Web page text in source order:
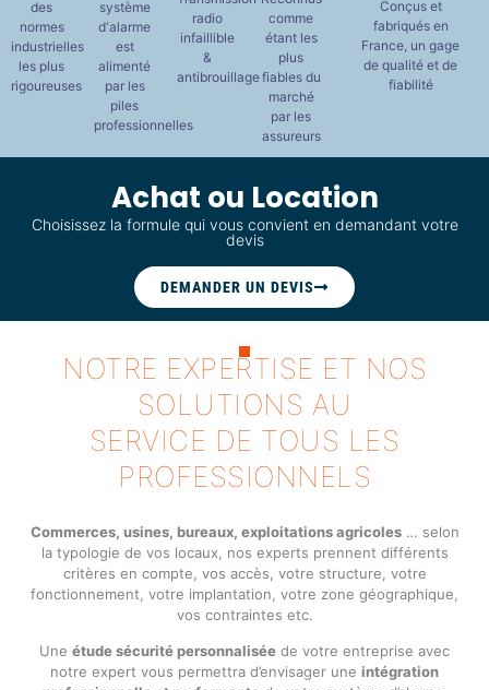
des
normes
industrielles
les plus
rigoureuses
système
d'alarme
est
alimenté
par les
piles
professionnelles
radio
infaillible
&
antibrouillage
comme
étant les
plus
fiables du
marché
par les
assureurs
Conçus et
fabriqués en
France, un gage
de qualité et de
fiabilité
Achat ou Location
Choisissez la formule qui vous convient en demandant votre
devis
DEMANDER UN DEVIS
NOTRE EXPERTISE ET NOS
SOLUTIONS AU
SERVICE DE TOUS LES
PROFESSIONNELS
Commerces, usines, bureaux, exploitations agricoles… selon
la typologie de vos locaux, nos experts prennent différents
critères en compte, vos accès, votre structure, votre
fonctionnement, votre implantation, votre zone géographique,
vos contraintes etc.
Une étude sécurité personnalisée de votre entreprise avec
notre expert vous permettra d’envisager une intégration